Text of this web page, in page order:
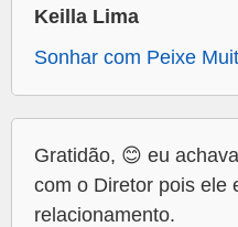
Keilla Lima
Sonhar com Peixe
Gratidão, 😊 eu
com o Diretor pois ele
relacionamento.